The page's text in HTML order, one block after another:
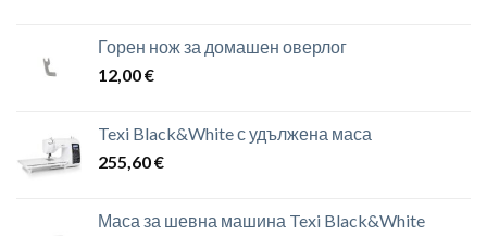
Горен нож за домашен оверлог
12,00€
Texi Black&White с удължена маса
255,60€
Маса за шевна машина Texi Black&White